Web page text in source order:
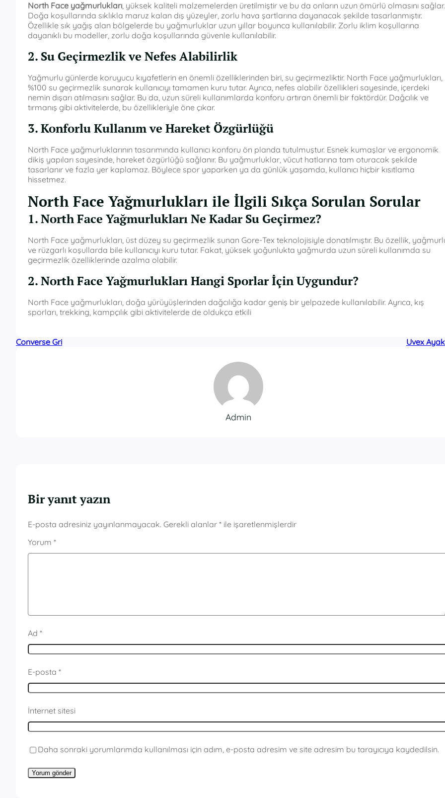
North Face yağmurlukları, yüksek kaliteli malzemelerden üretilmiştir ve bu da onların uzun ömürlü olmasını sağlar.
Doğa koşullarında sıklıkla maruz kalan dış yüzeyler, zorlu hava şartlarına dayanacak şekilde tasarlanmıştır.
Özellikle sık yağış alan bölgelerde bu yağmurluklar uzun yıllar boyunca kullanılabilir. Zorlu iklim koşullarına
dayanıklı bu modeller, zorlu doğa koşullarında güvenle kullanılabilir.
2. Su Geçirmezlik ve Nefes Alabilirlik
Yağmurlu günlerde koruyucu kıyafetlerin en önemli özelliklerinden biri, su geçirmezliktir. North Face yağmurlukları,
%100 su geçirmezlik sunarak kullanıcıyı tamamen kuru tutar. Ayrıca, nefes alabilir özellikleri sayesinde, içerdeki
nemin dışarı atılmasını sağlar. Bu da, uzun süreli kullanımlarda konforu artıran önemli bir faktördür. Dağcılık ve
tırmanış gibi aktivitelerde, bu özellikleriyle öne çıkar.
3. Konforlu Kullanım ve Hareket Özgürlüğü
North Face yağmurluklarının tasarımında kullanıcı konforu ön planda tutulmuştur. Esnek kumaşlar ve ergonomik
dikiş yapıları sayesinde, hareket özgürlüğü sağlanır. Bu yağmurluklar, vücut hatlarına tam oturacak şekilde
tasarlanır ve fazla yer kaplamaz. Böylece spor yaparken ya da günlük yaşamda, kullanıcı hiçbir kısıtlama
hissetmez.
North Face Yağmurlukları ile İlgili Sıkça Sorulan Sorular
1. North Face Yağmurlukları Ne Kadar Su Geçirmez?
North Face yağmurlukları, üst düzey su geçirmezlik sunan Gore-Tex teknolojisiyle donatılmıştır. Bu özellik,
ve rüzgarlı koşullarda bile kullanıcıyı kuru tutar. Fakat, yüksek yoğunlukta yağmurda uzun süreli kullanımda su
geçirmezlik özelliklerinde azalma olabilir.
2. North Face Yağmurlukları Hangi Sporlar İçin Uygundur?
North Face yağmurlukları, doğa yürüyüşlerinden dağcılığa kadar geniş bir yelpazede kullanılabilir. Ayrıca, kış
sporları, trekking, kampçılık gibi aktivitelerde de oldukça etkili
Converse Gri Uvex
Admin
Bir yanıt yazın
E-posta adresiniz yayınlanmayacak. Gerekli alanlar * ile işaretlenmişlerdir
Yorum *
Ad *
E-posta *
İnternet sitesi
Daha sonraki yorumlarımda kullanılması için adım, e-posta adresim ve site adresim bu tarayıcıya kaydedilsin.